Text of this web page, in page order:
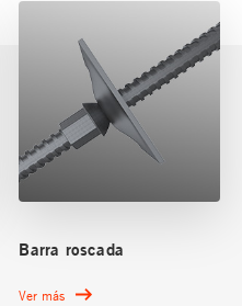
Barra roscada
Ver más